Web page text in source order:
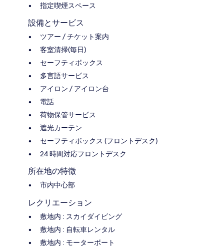
指定喫煙スペース
設備とサービス
ツアー / チケット案内
客室清掃(毎日)
セーフティボックス
多言語サービス
アイロン / アイロン台
電話
荷物保管サービス
遮光カーテン
セーフティボックス (フロントデスク)
24 時間対応フロントデスク
所在地の特徴
市内中心部
レクリエーション
敷地内 : スカイダイビング
敷地内 : 自転車レンタル
敷地内 : モーターボート